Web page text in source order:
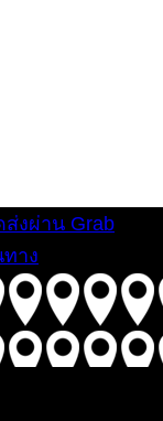
งผ่าน Grab
ทาง